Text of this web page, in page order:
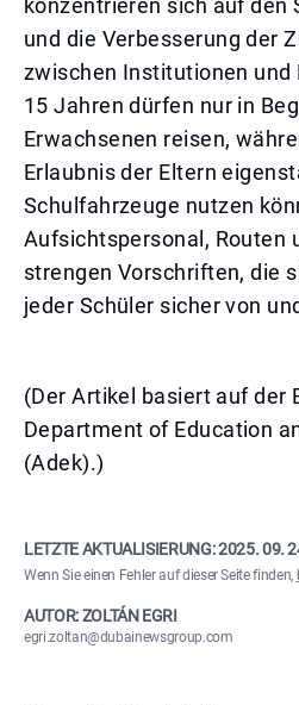
konzentrieren sich auf den
und die Verbesserung der
zwischen Institutionen und
15 Jahren dürfen nur in
Erwachsenen reisen,
Erlaubnis der Eltern
Schulfahrzeuge nutzen
Aufsichtspersonal, Routen
strengen Vorschriften, die
jeder Schüler sicher von
(Der Artikel basiert auf der
Department of Education
(Adek).)
LETZTE AKTUALISIERUNG:2025. 09.
Wenn Sie einen Fehler auf dieser Seite finden,
AUTOR: ZOLTÁN EGRI
egri.zoltan@dubainewsgroup.com